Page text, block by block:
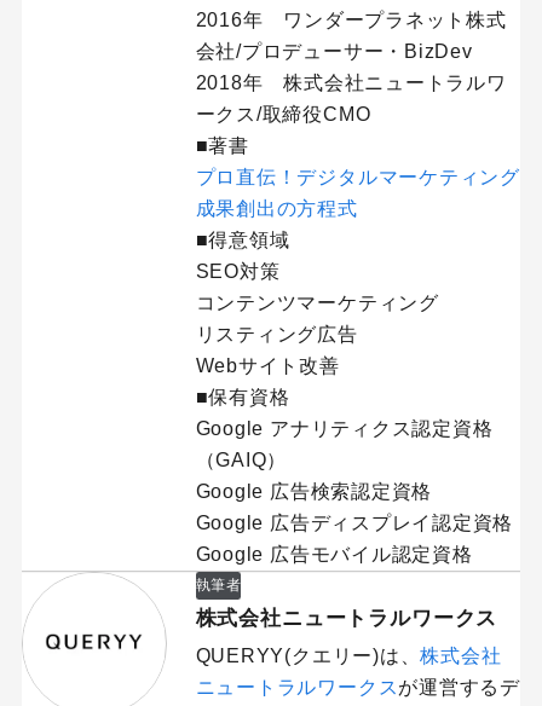
2016年 ワンダープラネット株式
会社/プロデューサー・BizDev
2018年 株式会社ニュートラルワ
ークス/取締役CMO
■著書
プロ直伝！デジタルマーケティング
成果創出の方程式
■得意領域
SEO対策
コンテンツマーケティング
リスティング広告
Webサイト改善
■保有資格
Google アナリティクス認定資格
（GAIQ）
Google 広告検索認定資格
Google 広告ディスプレイ認定資格
Google 広告モバイル認定資格
執筆者
株式会社ニュートラルワークス
QUERYY(クエリー)は、株式会社
ニュートラルワークスが運営するデ